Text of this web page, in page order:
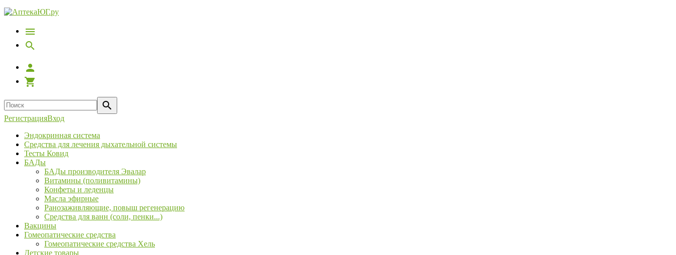
РегистрацияВход
Эндокринная система
Средства для лечения дыхательной системы
Тесты Ковид
БАДы
БАДы производителя Эвалар
Витамины (поливитамины)
Конфеты и леденцы
Масла эфирные
Ранозаживляющие, повыш регенерацию
Средства для ванн (соли, пенки...)
Вакцины
Гомеопатические средства
Гомеопатические средства Хель
Детские товары